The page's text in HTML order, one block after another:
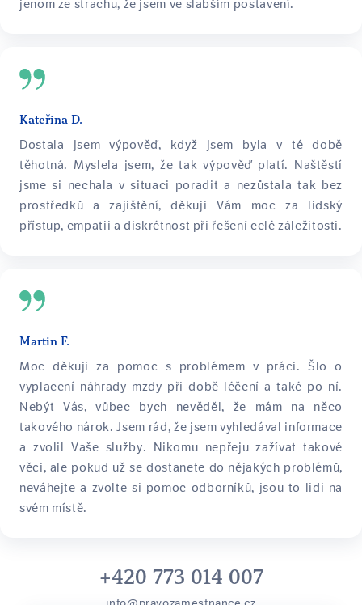
jenom ze strachu, že jsem ve slabším postavení.
Kateřina D.
Dostala jsem výpověď, když jsem byla v té době
těhotná. Myslela jsem, že tak výpověď platí. Naštěstí
jsme si nechala v situaci poradit a nezůstala tak bez
prostředků a zajištění, děkuji Vám moc za lidský
přístup, empatii a diskrétnost při řešení celé záležitosti.
Martin F.
Moc děkuji za pomoc s problémem v práci. Šlo o
vyplacení náhrady mzdy při době léčení a také po ní.
Nebýt Vás, vůbec bych nevěděl, že mám na něco
takového nárok. Jsem rád, že jsem vyhledával informace
a zvolil Vaše služby. Nikomu nepřeju zažívat takové
věci, ale pokud už se dostanete do nějakých problémů,
neváhejte a zvolte si pomoc odborníků, jsou to lidi na
svém místě.
+420 773 014 007